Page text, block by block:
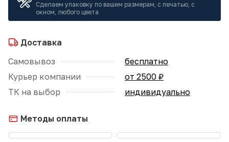
Сделаем упаковку по вашим размерам, с печатью, с
окном, любого цвета
Доставка
Самовывоз
бесплатно
Курьер компании
от 2500 ₽
ТК на выбор
индивидуально
Методы оплаты